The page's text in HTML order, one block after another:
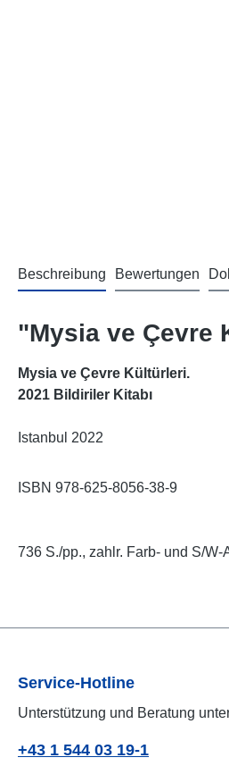
Beschreibung Bewertungen
"Mysia ve Çevre
Mysia ve Çevre Kültürleri.
2021 Bildiriler Kitabı
Istanbul 2022
ISBN 978-625-8056-38-9
736 S./pp., zahlr. Farb- und S/
Service-Hotline
Unterstützung und Beratung
+43 1 544 03 19-1